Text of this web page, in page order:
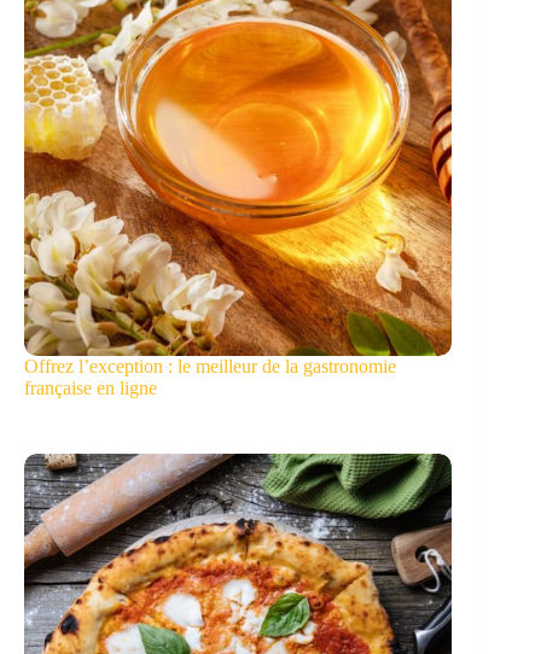
Offrez l’exception : le meilleur de la gastronomie
française en ligne